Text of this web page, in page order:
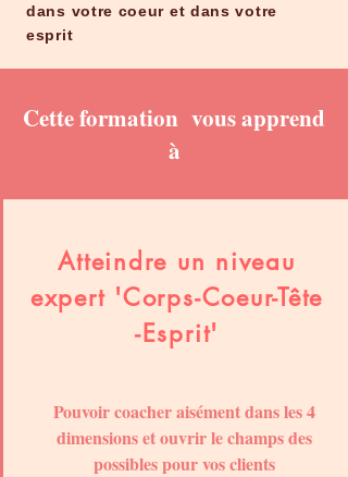
dans votre coeur et dans votre
esprit
Cette formation vous apprend
à
Atteindre un niveau
expert 'Corps-Coeur-Tête
-Esprit'
Pouvoir coacher aisément dans les 4
dimensions et ouvrir le champs des
possibles pour vos clients